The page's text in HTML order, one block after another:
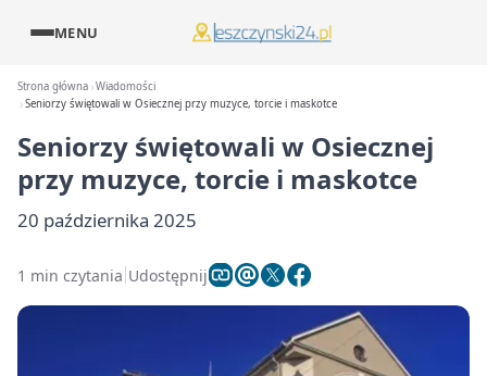
MENU
Strona główna Wiadomości
Seniorzy świętowali w Osiecznej przy muzyce, torcie i maskotce
Seniorzy świętowali w Osiecznej
przy muzyce, torcie i maskotce
20 października 2025
1 min czytania Udostępnij